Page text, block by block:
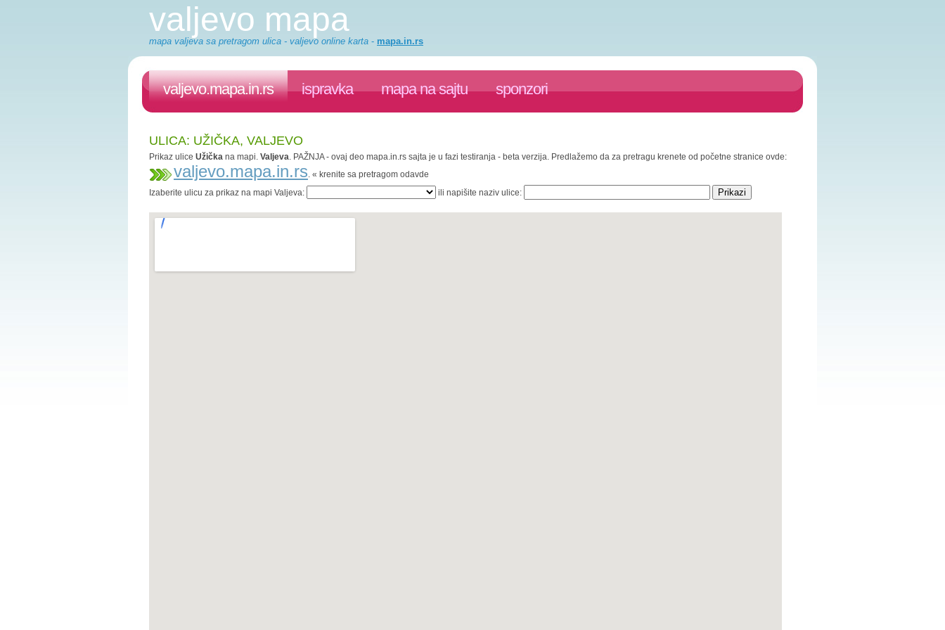
valjevo mapa
mapa valjeva sa pretragom ulica - valjevo online karta - mapa.in.rs
valjevo.mapa.in.rs ispravka mapa na sajtu sponzori
ULICA: UŽIČKA, VALJEVO
Prikaz ulice Užička na mapi. Valjeva. PAŽNJA - ovaj deo mapa.in.rs sajta je u fazi testiranja - beta verzija. Predlažemo da za pretragu krenete od početne stranice ovde:
valjevo.mapa.in.rs. « krenite sa pretragom odavde
Izaberite ulicu za prikaz na mapi Valjeva:
ili napišite naziv ulice: